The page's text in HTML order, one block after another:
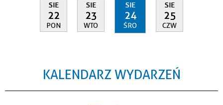
SIE
22
PON
SIE
23
WTO
SIE
24
ŚRO
SIE
25
CZW
KALENDARZ WYDARZEŃ